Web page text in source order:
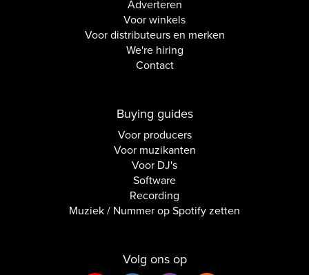
Adverteren
Voor winkels
Voor distributeurs en merken
We're hiring
Contact
Buying guides
Voor producers
Voor muzikanten
Voor DJ's
Software
Recording
Muziek / Nummer op Spotify zetten
Volg ons op